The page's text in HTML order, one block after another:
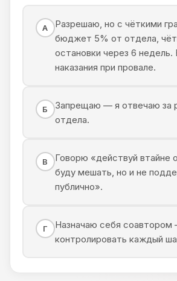
А
Разрешаю, но с чёткими
бюджет 5% от отдела,
остановки через 6 недель.
наказания при провале.
Б
Запрещаю — я отвечаю за
отдела.
В
Говорю «действуй втайне
буду мешать, но и не
публично».
Г
Назначаю себя
контролировать каждый